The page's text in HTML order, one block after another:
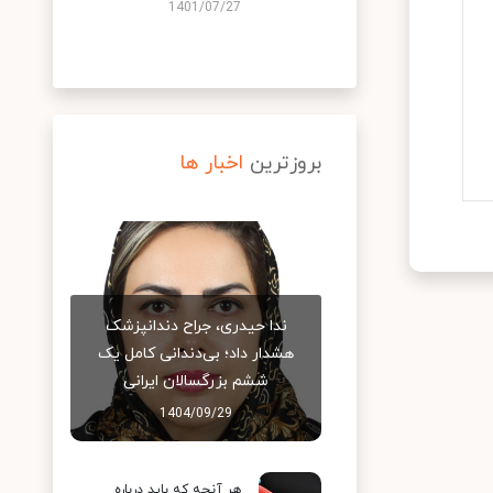
1401/07/27
بروزترین اخبار ها
ندا حیدری، جراح دندانپزشک
هشدار داد؛ بی‌دندانی کامل یک
ششم بزرگسالان ایرانی
1404/09/29